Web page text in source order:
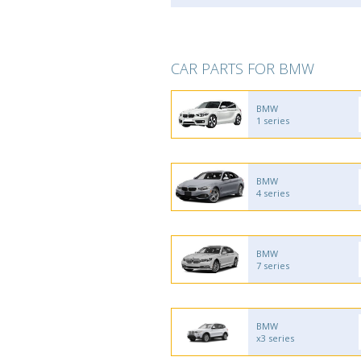
CAR PARTS FOR BMW
BMW
1 series
BMW
4 series
BMW
7 series
BMW
x3 series